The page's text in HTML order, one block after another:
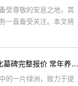
受尊敬的安息之地，其
一直备受关注。本文将
区主流墓碑的价格体
景仰园陵园园区绿化墓碑完整报价 常年养护不收取额外费用详解与专属优惠活动介绍
的一片绿洲，致力于提